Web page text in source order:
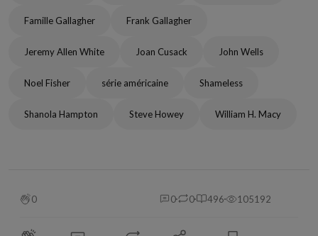
Famille Gallagher Frank Gallagher
Jeremy Allen White Joan Cusack John Wells
Noel Fisher série américaine Shameless
Shanola Hampton Steve Howey William H. Macy
0 0 0 496 105192